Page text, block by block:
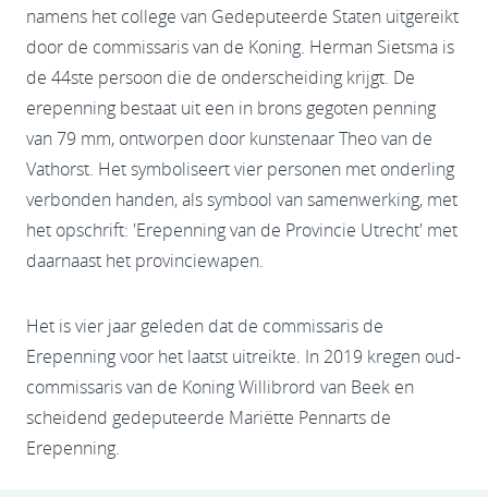
namens het college van Gedeputeerde Staten uitgereikt
door de commissaris van de Koning. Herman Sietsma is
de 44ste persoon die de onderscheiding krijgt. De
erepenning bestaat uit een in brons gegoten penning
van 79 mm, ontworpen door kunstenaar Theo van de
Vathorst. Het symboliseert vier personen met onderling
verbonden handen, als symbool van samenwerking, met
het opschrift: 'Erepenning van de Provincie Utrecht' met
daarnaast het provinciewapen.
Het is vier jaar geleden dat de commissaris de
Erepenning voor het laatst uitreikte. In 2019 kregen oud-
commissaris van de Koning Willibrord van Beek en
scheidend gedeputeerde Mariëtte Pennarts de
Erepenning.